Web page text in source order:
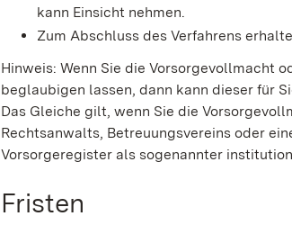
kann Einsicht nehmen.
Zum Abschluss des Verfahrens
Hinweis: Wenn Sie die Vorsorgevollmacht
beglaubigen lassen, dann kann dieser für
Das Gleiche gilt, wenn Sie die
Rechtsanwalts, Betreuungsvereins oder
Vorsorgeregister als sogenannter
Fristen